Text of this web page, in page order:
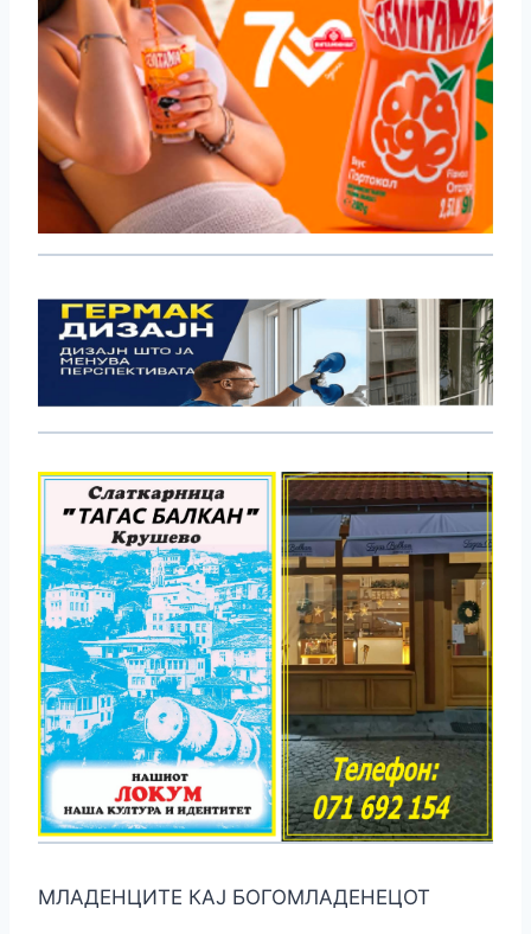
МЛАДЕНЦИТЕ КАЈ БОГОМЛАДЕНЕЦОТ